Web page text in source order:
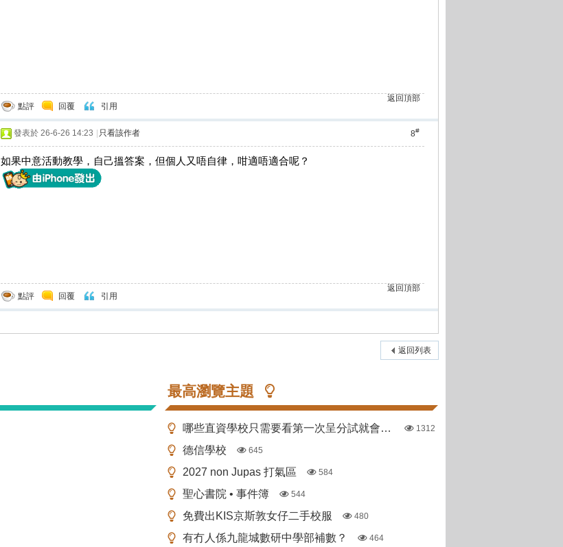
點評 回覆 引用
返回頂部
8#
發表於 26-6-26 14:23 只看該作者
如果中意活動教學，自己搵答案，但個人又唔自律，咁適唔適合呢？
點評 回覆 引用
返回頂部
返回列表
最高瀏覽主題
哪些直資學校只需要看第一次呈分試就會出offer 1312
德信學校 645
2027 non Jupas 打氣區 584
聖心書院 • 事件簿 544
免費出KIS京斯敦女仔二手校服 480
有冇人係九龍城數研中學部補數？ 464